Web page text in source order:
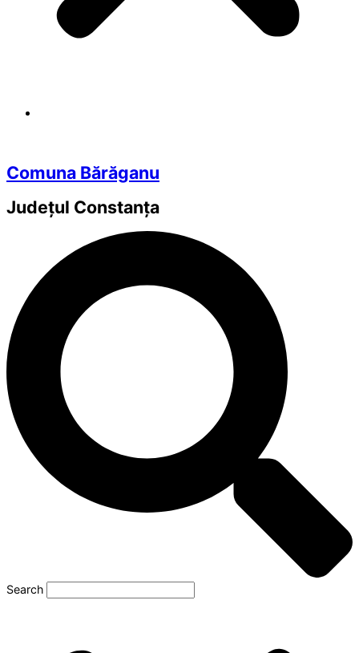
Comuna Bărăganu
Județul Constanța
Search